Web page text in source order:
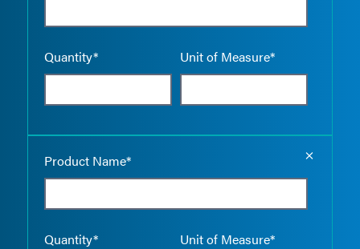
Quantity* Unit of Measure*
Product Name*
Quantity* Unit of Measure*